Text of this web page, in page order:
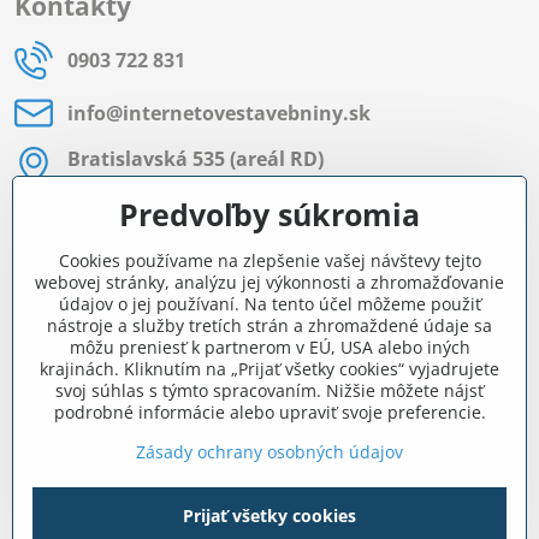
0903 722 831
info​@internetovestavebniny​.sk
Bratislavská 535 (areál RD)
Most pri Bratislave
Pon - Pia 8:00 - 11:30 a 12:15 - 15:30
Facebook
Navigácia
Všetko o nákupe
©2026Copyright
Predvoľby súkromia
Cookies používame na zlepšenie vašej návštevy tejto
webovej stránky, analýzu jej výkonnosti a zhromažďovanie
údajov o jej používaní. Na tento účel môžeme použiť
nástroje a služby tretích strán a zhromaždené údaje sa
môžu preniesť k partnerom v EÚ, USA alebo iných
krajinách. Kliknutím na „Prijať všetky cookies“ vyjadrujete
svoj súhlas s týmto spracovaním. Nižšie môžete nájsť
podrobné informácie alebo upraviť svoje preferencie.
Zásady ochrany osobných údajov
Prijať všetky cookies